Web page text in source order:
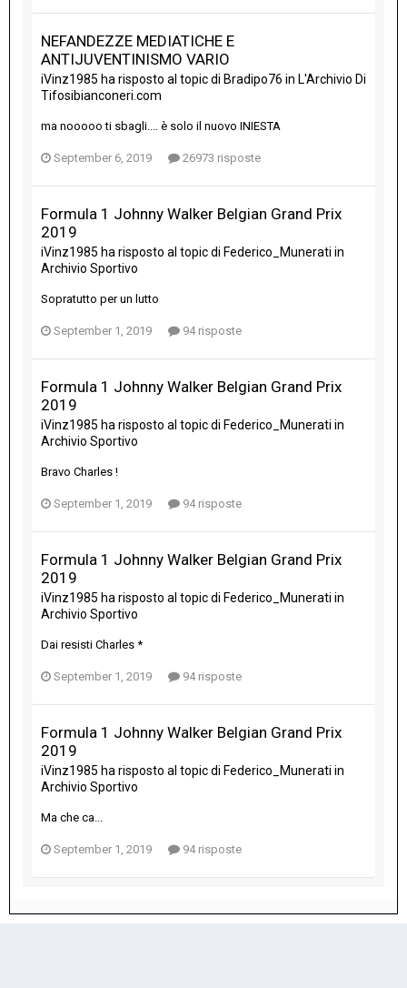
NEFANDEZZE MEDIATICHE E
ANTIJUVENTINISMO VARIO
iVinz1985 ha risposto al topic di Bradipo76 in L'Archivio Di
Tifosibianconeri.com
ma nooooo ti sbagli.... è solo il nuovo INIESTA
September 6, 2019 26973 risposte
Formula 1 Johnny Walker Belgian Grand Prix
2019
iVinz1985 ha risposto al topic di Federico_Munerati in
Archivio Sportivo
Sopratutto per un lutto
September 1, 2019 94 risposte
Formula 1 Johnny Walker Belgian Grand Prix
2019
iVinz1985 ha risposto al topic di Federico_Munerati in
Archivio Sportivo
Bravo Charles !
September 1, 2019 94 risposte
Formula 1 Johnny Walker Belgian Grand Prix
2019
iVinz1985 ha risposto al topic di Federico_Munerati in
Archivio Sportivo
Dai resisti Charles *
September 1, 2019 94 risposte
Formula 1 Johnny Walker Belgian Grand Prix
2019
iVinz1985 ha risposto al topic di Federico_Munerati in
Archivio Sportivo
Ma che ca...
September 1, 2019 94 risposte